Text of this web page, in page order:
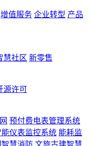
增值服务 企业转型 产品
慧社区 新零售
源许可
预付费电表管理系统
能仪表监控系统 能耗监
慧消防 文旅古建智慧